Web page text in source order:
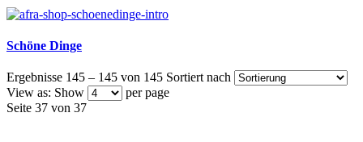
Schöne Dinge
Ergebnisse 145 – 145 von 145 Sortiert nach
View as: Show
per page
Seite 37 von 37